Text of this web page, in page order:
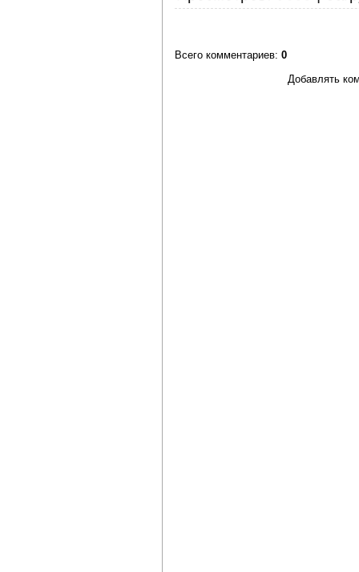
Всего комментариев: 0
Добавлять